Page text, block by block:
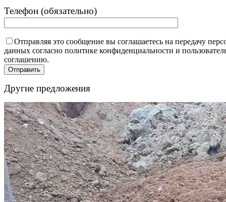
Телефон (обязательно)
Отправляя это сообщение вы соглашаетесь на передачу
данных согласно политике конфиденциальности и
соглашению.
Другие предложения